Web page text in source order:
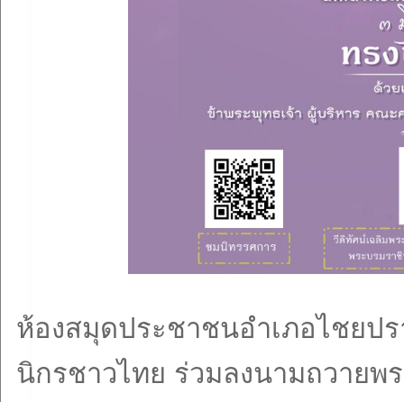
ห้องสมุดประชาชนอำเภอไชยป
นิกรชาวไทย ร่วมลงนามถวายพ